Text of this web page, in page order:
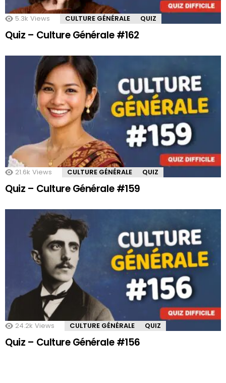
5.3k Views CULTURE GÉNÉRALE QUIZ
Quiz – Culture Générale #162
21.6k Views CULTURE GÉNÉRALE QUIZ
Quiz – Culture Générale #159
24.2k Views CULTURE GÉNÉRALE QUIZ
Quiz – Culture Générale #156